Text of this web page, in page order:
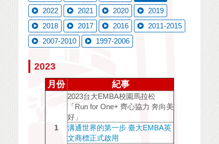
2022
2021 2020
2019
2018
2017 2016
2011-2015
2007-2010
1997-2006
2023
月份 紀事
1
2023台大EMBA校園馬拉松
「Run for One+ 齊心協力 奔向美
好」
溝通世界的第一步 臺大EMBA英
文商標正式啟用